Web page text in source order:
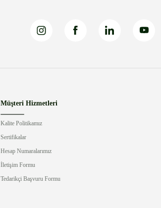
Müşteri Hizmetleri
Kalite Politikamız
Sertifikalar
Hesap Numaralarımız
İletişim Formu
Tedarikçi Başvuru Formu